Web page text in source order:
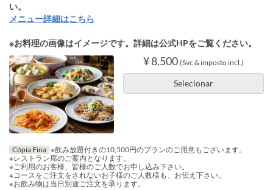
い。
メニュー詳細はこちら
※お料理の画像はイメージです。詳細は公式HPをご覧ください。
¥ 8.500 (Svc & imposto incl.)
Selecionar
Cópia Fina ※飲み放題付きの10,500円のプランのご用意もございます。
※レストラン席のご案内となります。
※ご利用のお客様、皆様のご人数でお申し込み下さい。
※コースをご注文をされないお子様のご人数様も、お伝え下さい。
※お飲み物は当日別途ご注文を承ります。